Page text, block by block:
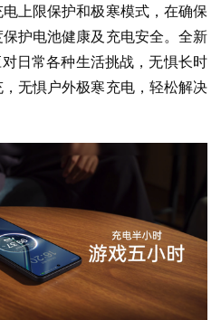
上限保护和极寒模式，在确保
护电池健康及充电安全。全新
日常各种生活挑战，无惧长时
无惧户外极寒充电，轻松解决